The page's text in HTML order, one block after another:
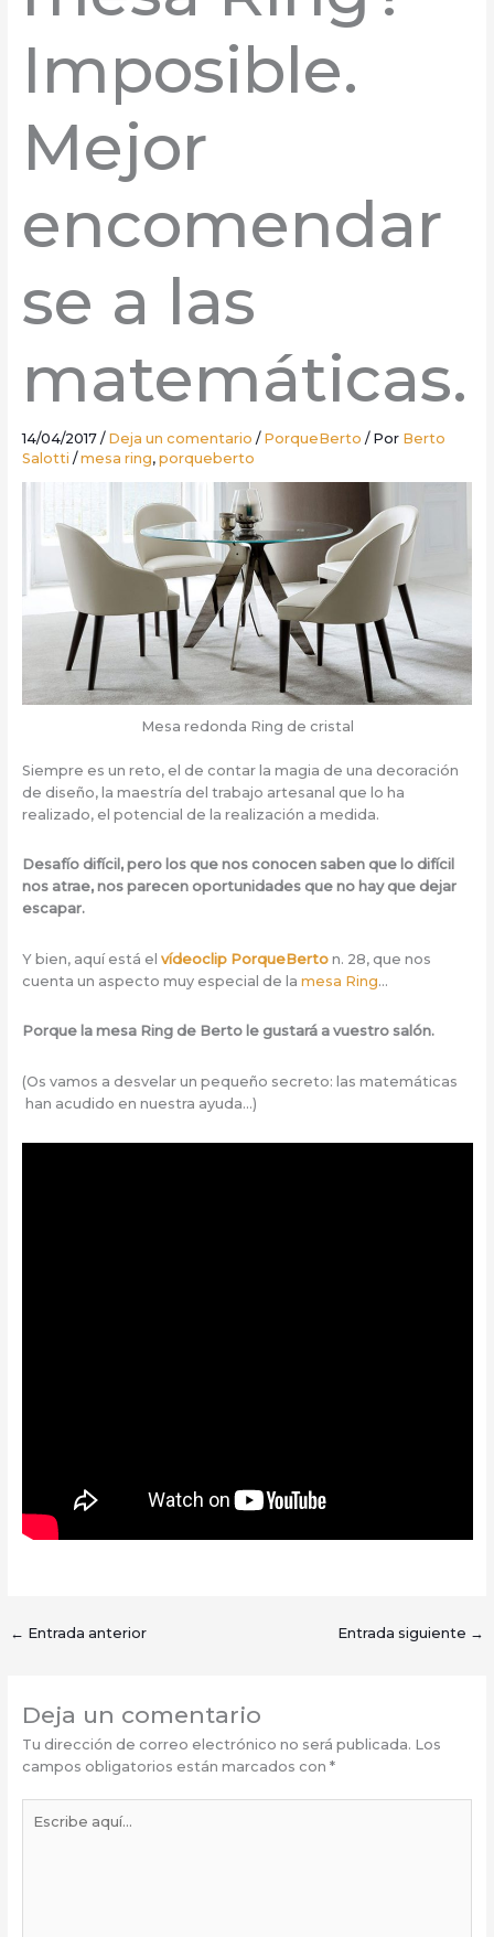
Imposible.
Mejor
encomendar
se a las
matemáticas.
14/04/2017 / Deja un comentario / PorqueBerto / Por Berto
Salotti /mesa ring, porqueberto
Mesa redonda Ring de cristal
Siempre es un reto, el de contar la magia de una decoración
de diseño, la maestría del trabajo artesanal que lo ha
realizado, el potencial de la realización a medida.
Desafío difícil, pero los que nos conocen saben que lo difícil
nos atrae, nos parecen oportunidades que no hay que dejar
escapar.
Y bien, aquí está el vídeoclip PorqueBerton. 28, que nos
cuenta un aspecto muy especial de la mesa Ring…
Porque la mesa Ring de Berto le gustará a vuestro salón.
(Os vamos a desvelar un pequeño secreto: las matemáticas
han acudido en nuestra ayuda…)
← Entrada anterior Entrada siguiente →
Deja un comentario
Tu dirección de correo electrónico no será publicada. Los
campos obligatorios están marcados con *
aquí...